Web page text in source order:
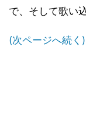
で、そして歌い
(次ページへ続く)